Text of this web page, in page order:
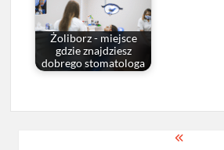
Żoliborz - miejsce
gdzie znajdziesz
dobrego stomatologa